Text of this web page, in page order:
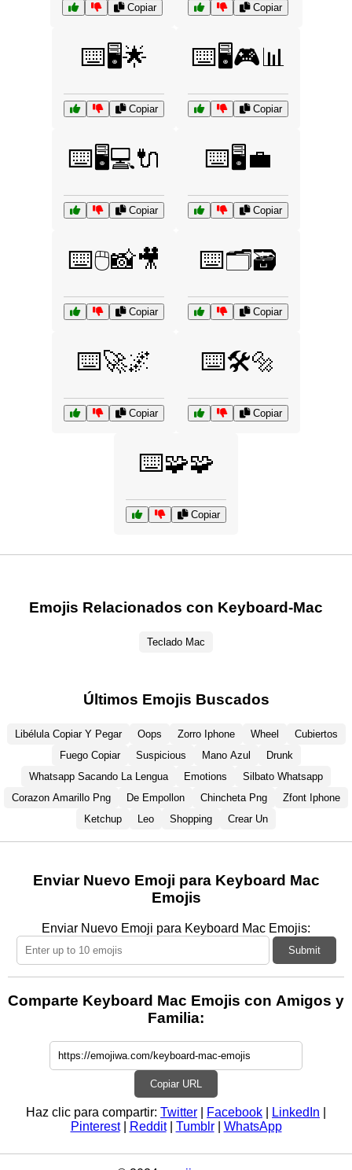
Copiar Copiar
⌨️🖥️🌟
Copiar
⌨️🖥️🎮📊
Copiar
⌨️🖥️💻🔌
Copiar
⌨️🖥️💼
Copiar
⌨️🖱️📸🎥
Copiar
⌨️🗂️🗃️
Copiar
⌨️🚀🌌
Copiar
⌨️🛠️🔩
Copiar
⌨️🧩🧩
Copiar
Emojis Relacionados con Keyboard-Mac
Teclado Mac
Últimos Emojis Buscados
Libélula Copiar Y Pegar Oops Zorro Iphone Wheel
Cubiertos
Fuego Copiar
Suspicious Mano Azul
Drunk
Whatsapp Sacando La Lengua
Emotions
Silbato Whatsapp
Corazon Amarillo Png
De Empollon Chincheta Png
Zfont Iphone
Ketchup
Leo Shopping Crear Un
Enviar Nuevo Emoji para Keyboard Mac
Emojis
Enviar Nuevo Emoji para Keyboard Mac Emojis:
Submit
Comparte Keyboard Mac Emojis con Amigos y
Familia:
Copiar URL
Haz clic para compartir: Twitter Facebook LinkedIn
Pinterest| Reddit| Tumblr| WhatsApp